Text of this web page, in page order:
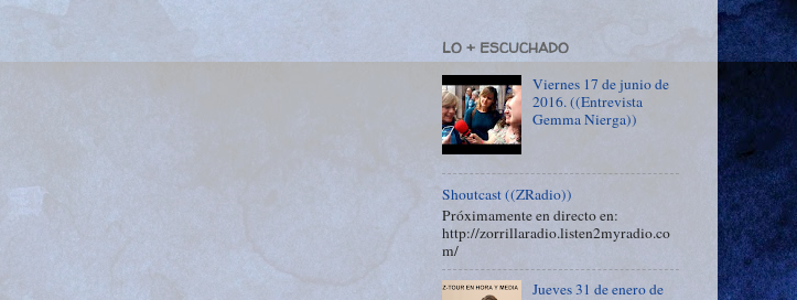
LO + ESCUCHADO
Viernes 17 de junio de
2016. ((Entrevista
Gemma Nierga))
Shoutcast ((ZRadio))
Próximamente en directo en:
http://zorrillaradio.listen2myradio.co
m/
Jueves 31 de enero de